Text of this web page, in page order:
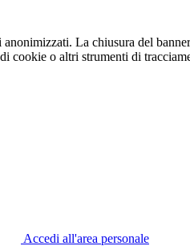
La chiusura del
cookie o altri strumenti di
Accedi all'area personale